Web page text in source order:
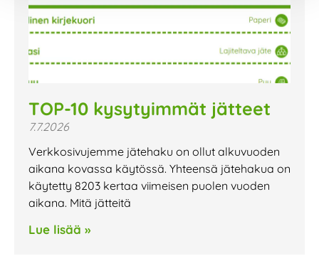
TOP-10 kysytyimmät jätteet
7.7.2026
Verkkosivujemme jätehaku on ollut alkuvuoden
aikana kovassa käytössä. Yhteensä jätehakua on
käytetty 8203 kertaa viimeisen puolen vuoden
aikana. Mitä jätteitä
Lue lisää »